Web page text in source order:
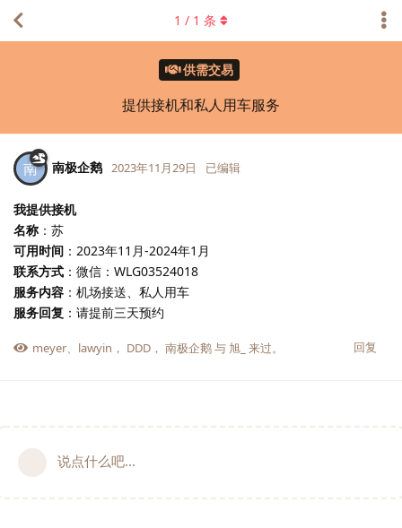
供需交易
提供接机和私人用车服务
1 / 1 条
南 南极企鹅 2023年11月29日 已编辑
我提供接机
名称 ：苏
可用时间 ：2023年11月-2024年1月
联系方式 ：微信：WLG03524018
服务内容 ：机场接送、私人用车
服务回复 ：请提前三天预约
回复
meyer、 lawyin ， DDD ， 南极企鹅与 旭_ 来过。
说点什么吧...